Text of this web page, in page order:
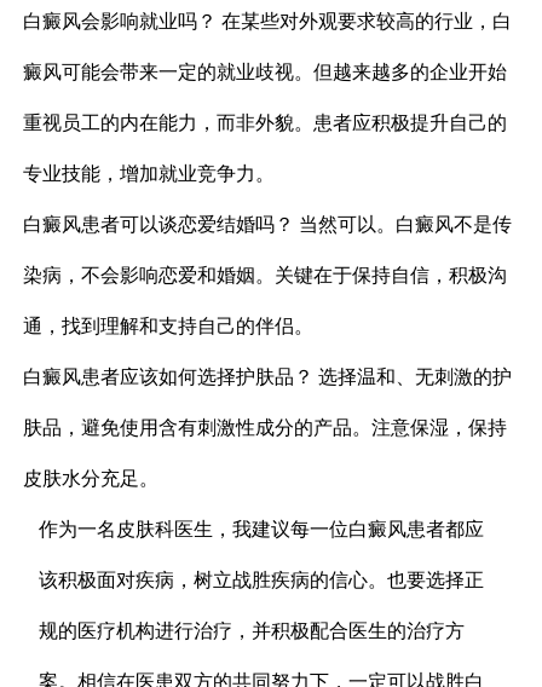
白癜风会影响就业吗？ 在某些对外观要求较高的行业，白
癜风可能会带来一定的就业歧视。但越来越多的企业开始
重视员工的内在能力，而非外貌。患者应积极提升自己的
专业技能，增加就业竞争力。
白癜风患者可以谈恋爱结婚吗？ 当然可以。白癜风不是传
染病，不会影响恋爱和婚姻。关键在于保持自信，积极沟
通，找到理解和支持自己的伴侣。
白癜风患者应该如何选择护肤品？ 选择温和、无刺激的护
肤品，避免使用含有刺激性成分的产品。注意保湿，保持
皮肤水分充足。
作为一名皮肤科医生，我建议每一位白癜风患者都应
该积极面对疾病，树立战胜疾病的信心。也要选择正
规的医疗机构进行治疗，并积极配合医生的治疗方
案。相信在医患双方的共同努力下，一定可以战胜白